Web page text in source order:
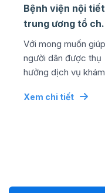
Bệnh viện nội tiết
trung ương tổ
thành công lễ kỷ
niệm ngày quốc tế
...
Với mong muốn giúp
người dân được thụ
hưởng dịch vụ khám
cao bằng mức chi phí
Xem chi tiết